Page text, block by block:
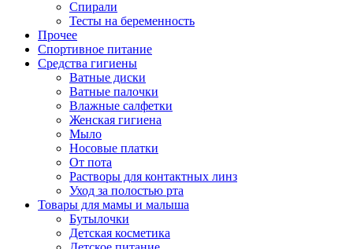
Спирали
Тесты на беременность
Прочее
Спортивное питание
Средства гигиены
Ватные диски
Ватные палочки
Влажные салфетки
Женская гигиена
Мыло
Носовые платки
От пота
Растворы для контактных линз
Уход за полостью рта
Товары для мамы и малыша
Бутылочки
Детская косметика